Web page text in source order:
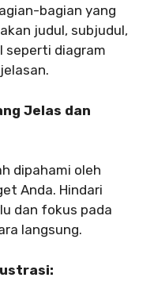
bagian yang
judul, subjudul,
seperti diagram
Jelas dan
dipahami oleh
Anda. Hindari
dan fokus pada
langsung.